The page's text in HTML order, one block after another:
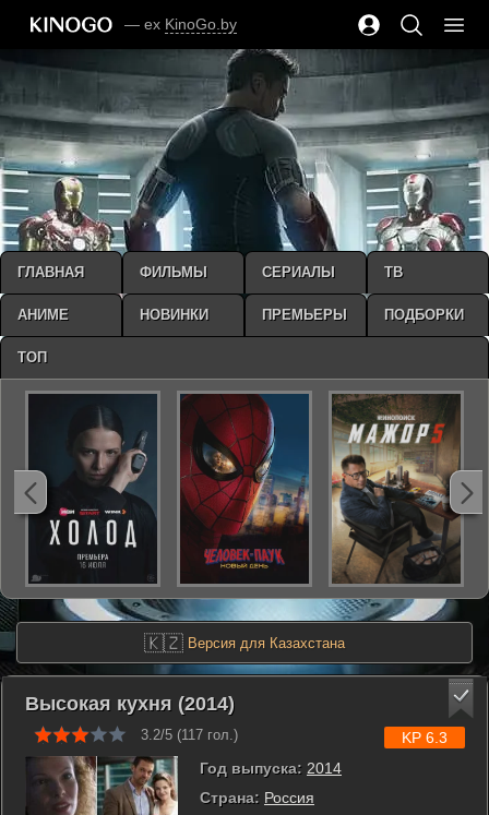
— ex KinoGo.by
🇰🇿 Версия для Казахстана
Высокая кухня (2014)
3.2/5 (117 гол.)
Год выпуска: 2014
Страна: Россия
KP 6.3
ГЛАВНАЯ ФИЛЬМЫ СЕРИАЛЫ ТВ
АНИМЕ НОВИНКИ ПРЕМЬЕРЫ ПОДБОРКИ
ТОП